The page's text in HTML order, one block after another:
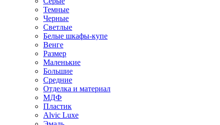
Темные
Черные
Светлые
Белые шкафы-купе
Венге
Размер
Маленькие
Большие
Средние
Отделка и материал
МДФ
Пластик
Alvic Luxe